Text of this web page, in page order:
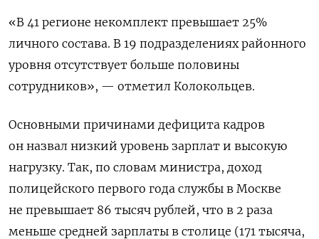
«В 41 регионе некомплект превышает 25%
личного состава. В 19 подразделениях районного
уровня отсутствует больше половины
сотрудников», — отметил Колокольцев.
Основными причинами дефицита кадров
он назвал низкий уровень зарплат и высокую
нагрузку. Так, по словам министра, доход
полицейского первого года службы в Москве
не превышает 86 тысяч рублей, что в 2 раза
меньше средней зарплаты в столице (171 тысяча,